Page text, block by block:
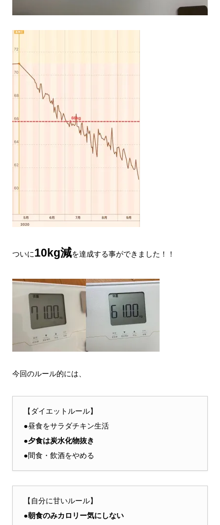
ついに10kg減を達成する事ができました！！
今回のルール的には、
【ダイエットルール】
●昼食をサラダチキン生活
●夕食は炭水化物抜き
●間食・飲酒をやめる
【自分に甘いルール】
●朝食のみカロリー気にしない